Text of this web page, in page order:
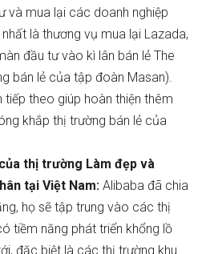
và mua lại các doanh nghiệp
nhất là thương vụ mua lại Lazada,
đầu tư vào kì lân bán lẻ The
bán lẻ của tập đoàn Masan).
tiếp theo giúp hoàn thiện thêm
khắp thị trường bán lẻ của
thị trường Làm đẹp và
tại Việt Nam: Alibaba đã chia
họ sẽ tập trung vào các thị
tiềm năng phát triển khổng lồ
đặc biệt là các thị trường khu